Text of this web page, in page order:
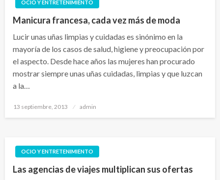
OCIO Y ENTRETENIMIENTO
Manicura francesa, cada vez más de moda
Lucir unas uñas limpias y cuidadas es sinónimo en la
mayoría de los casos de salud, higiene y preocupación por
el aspecto. Desde hace años las mujeres han procurado
mostrar siempre unas uñas cuidadas, limpias y que luzcan
a la…
Publicado
13 septiembre, 2013 admin
OCIO Y ENTRETENIMIENTO
Las agencias de viajes multiplican sus ofertas